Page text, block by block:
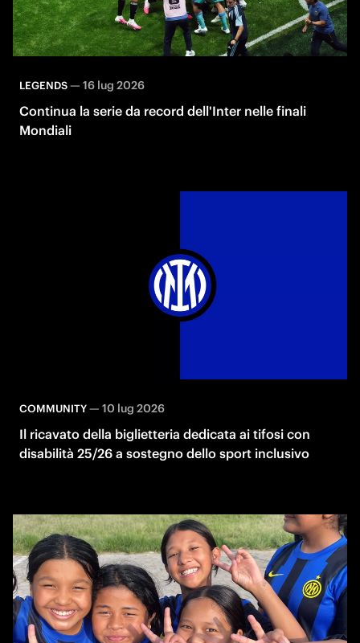
LEGENDS— 16 lug 2026
Continua la serie da record dell'Inter nelle finali
Mondiali
COMMUNITY— 10 lug 2026
Il ricavato della biglietteria dedicata ai tifosi con
disabilità 25/26 a sostegno dello sport inclusivo